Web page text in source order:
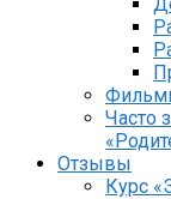
Часто
Отзывы
Курс